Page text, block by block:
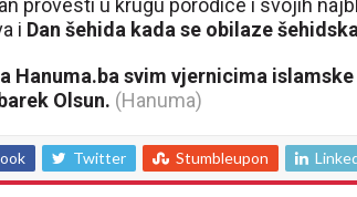
provesti u krugu porodice i svojih
i Dan šehida kada se obilaze
Hanuma.ba svim vjernicima
Olsun. (Hanuma)
Twitter Stumbleupon